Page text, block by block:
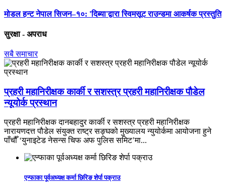
मोडल हन्ट नेपाल सिजन–१०: 'दिब्या'द्वारा स्विमसूट राउन्डमा आकर्षक प्रस्तुति
सुरक्षा - अपराध
सबै समाचार
प्रहरी महानिरीक्षक कार्की र सशस्त्र प्रहरी महानिरीक्षक पौडेल
न्यूयोर्क प्रस्थान
प्रहरी महानिरीक्षक दानबहादुर कार्की र सशस्त्र प्रहरी महानिरीक्षक
नारायणदत्त पौडेल संयुक्त राष्ट्र सङ्घको मुख्यालय न्युयोर्कमा आयोजना हुने
पाँचौँ ‘युनाइटेड नेसन्स चिफ अफ पुलिस समिट’मा...
एन्फाका पूर्वअध्यक्ष कर्मा छिरिङ शेर्पा पक्राउ